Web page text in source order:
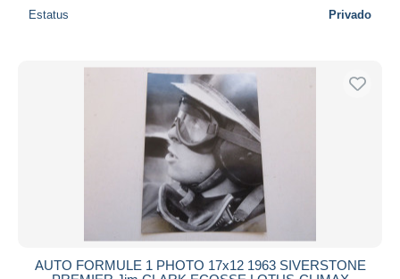
Estatus Privado
AUTO FORMULE 1 PHOTO 17x12 1963 SIVERSTONE